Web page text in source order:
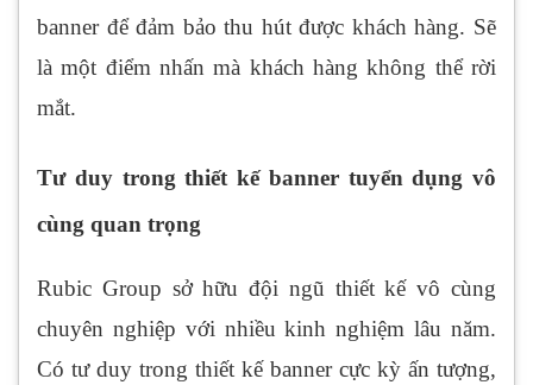
banner để đảm bảo thu hút được khách hàng. Sẽ
là một điểm nhấn mà khách hàng không thể rời
mắt.
Tư duy trong thiết kế banner tuyển dụng vô
cùng quan trọng
Rubic Group sở hữu đội ngũ thiết kế vô cùng
chuyên nghiệp với nhiều kinh nghiệm lâu năm.
Có tư duy trong thiết kế banner cực kỳ ấn tượng,